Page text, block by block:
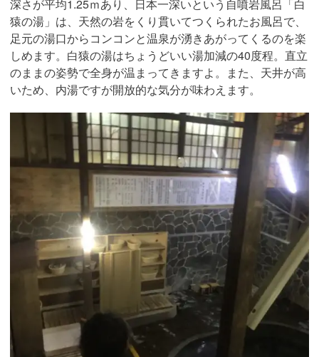
深さが平均1.25ｍあり、日本一深いという自噴岩風呂「白
猿の湯」は、天然の岩をくり貫いてつくられたお風呂で、
足元の湯口からコンコンと温泉が湧きあがってくるのを楽
しめます。白猿の湯はちょうどいい湯加減の40度程。直立
のままの姿勢で全身が温まってきますよ。また、天井が高
いため、内湯ですが開放的な気分が味わえます。